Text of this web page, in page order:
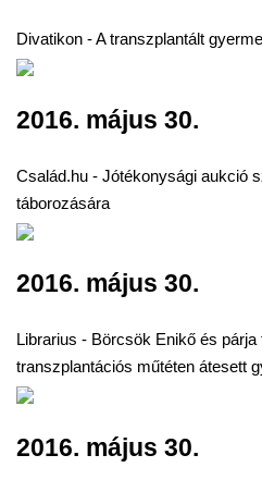
Divatikon - A transzplantált
2016. május 30.
Család.hu - Jótékonysági aukció
táborozására
2016. május 30.
Librarius - Börcsök Enikő és
transzplantációs műtéten átesett
2016. május 30.